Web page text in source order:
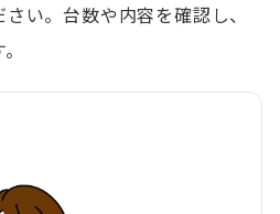
い。台数や内容を確認し、